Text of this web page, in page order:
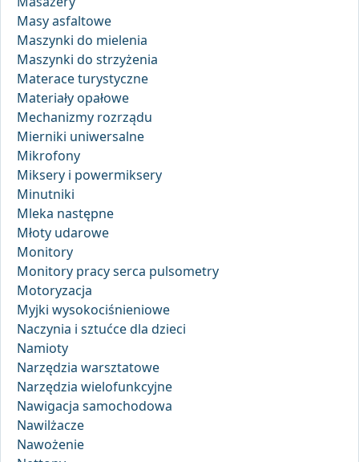
Masy asfaltowe
Maszynki do mielenia
Maszynki do strzyżenia
Materace turystyczne
Materiały opałowe
Mechanizmy rozrządu
Mierniki uniwersalne
Mikrofony
Miksery i powermiksery
Minutniki
Mleka następne
Młoty udarowe
Monitory
Monitory pracy serca pulsometry
Motoryzacja
Myjki wysokociśnieniowe
Naczynia i sztućce dla dzieci
Namioty
Narzędzia warsztatowe
Narzędzia wielofunkcyjne
Nawigacja samochodowa
Nawilżacze
Nawożenie